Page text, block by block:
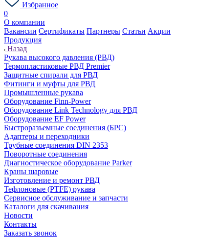
Избранное
0
О компании
Вакансии Сертификаты Партнеры Статьи Акции
Продукция
Назад
Рукава высокого давления (РВД)
Термопластиковые РВД Premier
Защитные спирали для РВД
Фитинги и муфты для РВД
Промышленные рукава
Оборудование Finn-Power
Оборудование Link Technology для РВД
Оборудование EF Power
Быстроразъемные соединения (БРС)
Адаптеры и переходники
Трубные соединения DIN 2353
Поворотные соединения
Диагностическое оборудование Parker
Краны шаровые
Изготовление и ремонт РВД
Тефлоновые (PTFE) рукава
Сервисное обслуживание и запчасти
Каталоги для скачивания
Новости
Контакты
Заказать звонок